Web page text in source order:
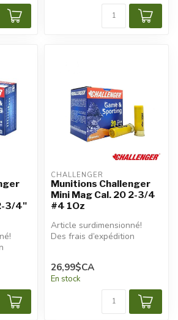
3/4"
CHALLENGER
Munitions Challenger
Mini Mag Cal. 20 2-3/4
#4 1Oz
Article surdimensionné!
Des frais d’expédition
26,99$CA
En stock